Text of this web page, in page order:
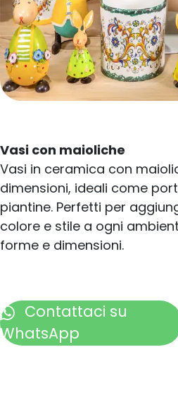
Vasi con maioliche
Vasi in ceramica con
dimensioni, ideali come
piantine. Perfetti per
colore e stile a ogni
forme e dimensioni.
Contattaci su
WhatsApp